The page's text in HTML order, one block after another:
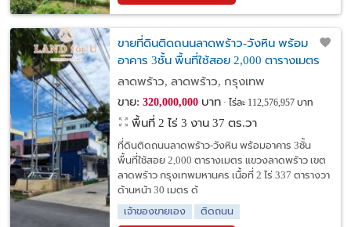
ขายที่ดินติดถนนลาดพร้าว-วังหิน พร้อม
อาคาร 3ชั้น พื้นที่ใช้สอย 2,000 ตารางเมตร
ลาดพร้าว, ลาดพร้าว, กรุงเทพ
ขาย: 320,000,000บาท ไร่ละ 112,576,957 บาท
พื้นที่ 2 ไร่ 3 งาน 37 ตร.วา
ที่ดินติดถนนลาดพร้าว-วังหิน พร้อมอาคาร 3ชั้น
พื้นที่ใช้สอย 2,000 ตารางเมตร แขวงลาดพร้าว เขต
ลาดพร้าว กรุงเทพมหานคร เนื้อที่ 2 ไร่ 337 ตารางวา
ด้านหน้า 30 เมตร ด้
เจ้าของขายเอง
ติดถนน